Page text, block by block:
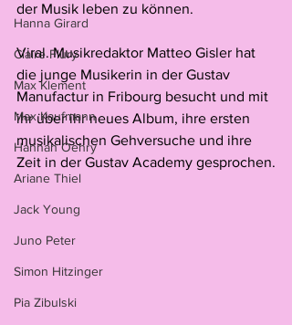
Hanna Girard
Claire Flury
Max Klement
Max Kaufmann
Hannah Oehry
Ariane Thiel
Jack Young
Juno Peter
Simon Hitzinger
Pia Zibulski
der Musik leben zu können.
Viral. Musikredaktor Matteo Gisler hat
die junge Musikerin in der Gustav
Manufactur in Fribourg besucht und mit
ihr über ihr neues Album, ihre ersten
musikalischen Gehversuche und ihre
Zeit in der Gustav Academy gesprochen.